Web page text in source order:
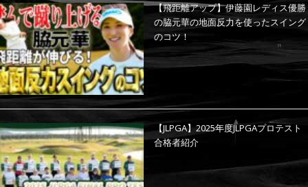
【飛距離アップ】伊藤園レディス優勝
の脇元華の地面反力を使ったスイング
のコツ！
【JLPGA】2025年度JLPGAプロテスト
合格者紹介